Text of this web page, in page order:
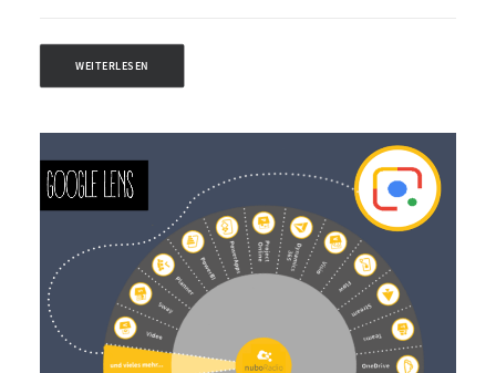
WEITERLESEN